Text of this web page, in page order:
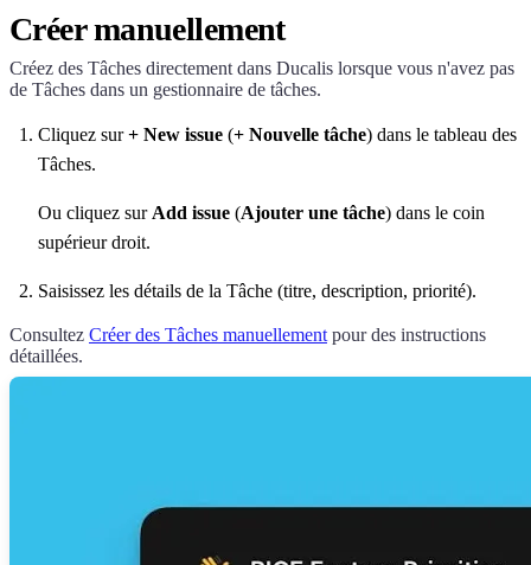
Créer manuellement
Créez des Tâches directement dans Ducalis lorsque vous n'avez pas
de Tâches dans un gestionnaire de tâches.
Cliquez sur+ New issue (+ Nouvelle tâche) dans le tableau des
Tâches.
Ou cliquez surAdd issue (Ajouter une tâche) dans le coin
supérieur droit.
Saisissez les détails de la Tâche (titre, description, priorité).
Consultez Créer des Tâches manuellementpour des instructions
détaillées.